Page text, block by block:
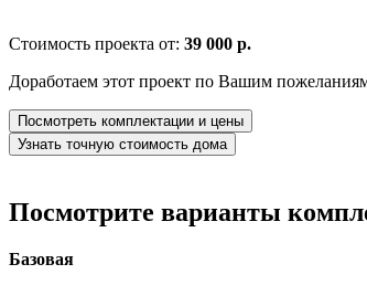
Стоимость проекта от: 39 000 р.
Доработаем этот проект по Вашим
Посмотреть комплектации и цены
Узнать точную стоимость дома
Посмотрите варианты
Базовая